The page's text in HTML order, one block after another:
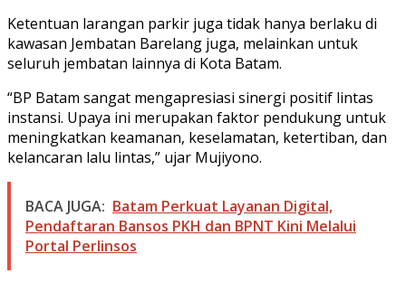
Ketentuan larangan parkir juga tidak hanya berlaku di
kawasan Jembatan Barelang juga, melainkan untuk
seluruh jembatan lainnya di Kota Batam.
“BP Batam sangat mengapresiasi sinergi positif lintas
instansi. Upaya ini merupakan faktor pendukung untuk
meningkatkan keamanan, keselamatan, ketertiban, dan
kelancaran lalu lintas,” ujar Mujiyono.
BACA JUGA: Batam Perkuat Layanan Digital,
Pendaftaran Bansos PKH dan BPNT Kini Melalui
Portal Perlinsos